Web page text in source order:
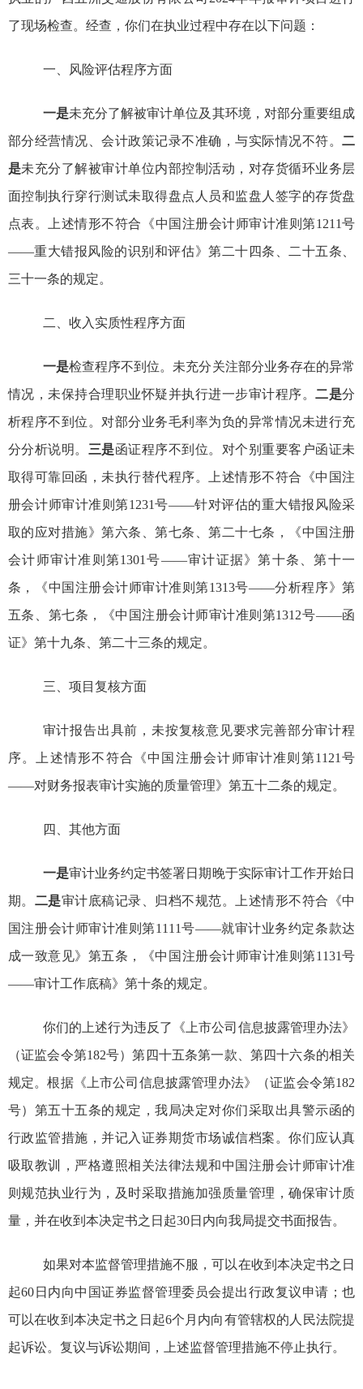
了现场检查。经查，你们在执业过程中存在以下问题：
一、风险评估程序方面
一是未充分了解被审计单位及其环境，对部分重要组成
部分经营情况、会计政策记录不准确，与实际情况不符。二
是未充分了解被审计单位内部控制活动，对存货循环业务层
面控制执行穿行测试未取得盘点人员和监盘人签字的存货盘
点表。上述情形不符合《中国注册会计师审计准则第1211号
——重大错报风险的识别和评估》第二十四条、二十五条、
三十一条的规定。
二、收入实质性程序方面
一是检查程序不到位。未充分关注部分业务存在的异常
情况，未保持合理职业怀疑并执行进一步审计程序。二是分
析程序不到位。对部分业务毛利率为负的异常情况未进行充
分分析说明。 三是函证程序不到位。对个别重要客户函证未
取得可靠回函，未执行替代程序。上述情形不符合 《中国注
册会计师审计准则第1231号——针对评估的重大错报风险采
取的应对措施》第六条、第七条、第二十七条，《中国注册
会计师审计准则第1301号——审计证据》第十条、第十一
条，《中国注册会计师审计准则第1313号——分析程序》第
五条、第七条，《中国注册会计师审计准则第1312号——函
证》第十九条、第二十三条的规定。
三、项目复核方面
审计报告出具前，未按复核意见要求完善部分审计程
序。上述情形不符合《中国注册会计师审计准则第1121号
——对财务报表审计实施的质量管理》第五十二条的规定。
四、 其他方面
一是审计业务约定书签署日期晚于实际审计工作开始日
期。 二是审计底稿记录、归档不规范。上述情形不符合《中
国注册会计师审计准则第1111号——就审计业务约定条款达
成一致意见》第五条，《中国注册会计师审计准则第1131号
——审计工作底稿》第十条的规定。
你们的上述行为违反了《上市公司信息披露管理办法》
（证监会令第182号）第 四十五条第一款、 第四十六条的相关
规定。根据《上市公司信息披露管理办法》 （证监会令第182
号） 第五十五条的规定，我局决定对你们采取出具警示函的
行政监管措施 ，并记入证券期货市场诚信档案。你们应认真
吸取教训，严格遵照相关法律法规和中国注册会计师审计准
则规范执业行为， 及时采取措施加强质量管理，确保审计质
量，并在收到本决定书之日起30日内向我局提交书面报告。
如果对本监督管理措施不服，可以在收到本决定书之日
起60 日内向中国证券监督管理委员会提出行政复议申请；也
可以在收到本决定书之日起6个月内向有管辖权的人民法院提
起诉讼。复议与诉讼期间，上述监督管理措施不停止执行。